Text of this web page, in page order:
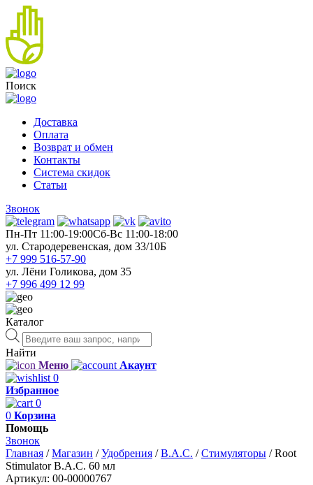
Поиск
Доставка
Оплата
Возврат и обмен
Контакты
Система скидок
Статьи
Звонок
Пн-Пт 11:00-19:00Cб-Вс 11:00-18:00
ул. Стародеревенская, дом 33/10Б
+7 999 516-57-90
ул. Лёни Голикова, дом 35
+7 996 499 12 99
Каталог
Поиск
товаров
Найти
Меню
Акаунт
0
Избранное
0
0 Корзина
Помощь
Звонок
Главная /Магазин /Удобрения /B.A.C. /Стимуляторы /Root
Stimulator B.A.C. 60 мл
Артикул: 00-00000767